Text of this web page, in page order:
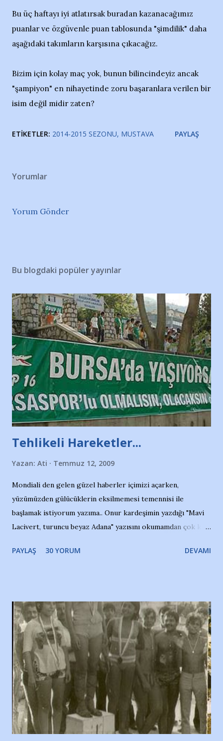
Bu üç haftayı iyi atlatırsak buradan kazanacağımız
puanlar ve özgüvenle puan tablosunda "şimdilik" daha
aşağıdaki takımların karşısına çıkacağız.
Bizim için kolay maç yok, bunun bilincindeyiz ancak
"şampiyon" en nihayetinde zoru başaranlara verilen bir
isim değil midir zaten?
ETIKETLER: 2014-2015 SEZONU MUSTAVA PAYLAŞ
Yorumlar
Yorum Gönder
Bu blogdaki popüler yayınlar
Tehlikeli Hareketler...
Yazan: Ati Temmuz 12, 2009
Mondiali den gelen güzel haberler içimizi açarken,
yüzümüzden gülücüklerin eksilmemesi temennisi ile
başlamak istiyorum yazıma.. Onur kardeşimin yazdığı "Mavi
Lacivert, turuncu beyaz Adana" yazısını okumamdan çok kısa
irkildim.. "Bursasporlu taraftarlar, İstanbul takımlarının
ve ürünlerini Bursa şehrinde görmek istemediklerini bir
protesto eylemiyle açıkladıklarını bildiriyordu.. Bu grup
adına açıklama yapan şahsı muhterem(!) ''Açık ve net olarak
söylüyoruz. Bu son uyarımızdır. Bunun yanısıra, bu takımlara
ait tanıtıcı ilanların asılmasına izin veren Bursa Büyükşehir
Belediyesi ile mağazaların bulunduğu alışveriş merkezlerini
de kınıyoruz'' diye de eklemiş .. Blogumuzda okuduğum bu
yazının hemen ardından bu habe...
PAYLAŞ 30 YORUM DEVAMI